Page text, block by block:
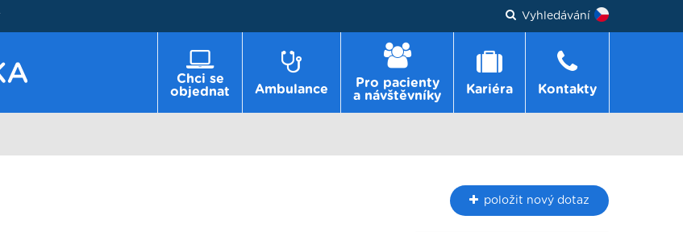
Vyhledávání
Chci se
objednat
Ambulance
Pro pacienty
a návštěvníky
Kariéra Kontakty
položit nový dotaz